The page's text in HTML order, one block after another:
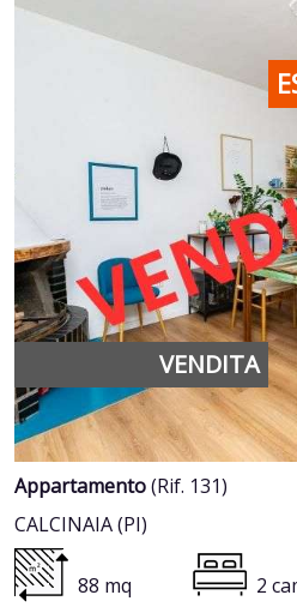
VENDITA
Appartamento(Rif. 131)
CALCINAIA (PI)
88 mq 2